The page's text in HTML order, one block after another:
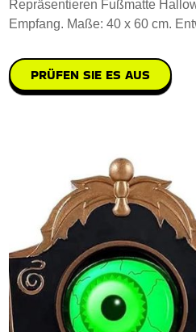
Repräsentieren Fußmatte
Empfang. Maße: 40 x 60 cm.
PRÜFEN SIE ES AUS